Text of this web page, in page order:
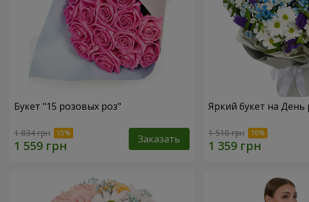
Букет "15 розовых роз"
1 834 грн Заказать
Яркий букет на День
1 510 грн